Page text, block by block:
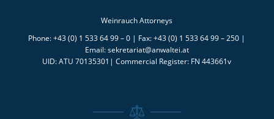
Weinrauch Attorneys
Phone: +43 (0) 1 533 64 99 – 0 | Fax: +43 (0) 1 533 64 99 – 250 |
Email: sekretariat@anwaltei.at
UID: ATU 70135301| Commercial Register: FN 443661v